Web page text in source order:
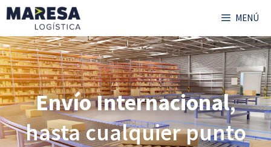
MENÚ
Envío Internacional,
hasta cualquier punto